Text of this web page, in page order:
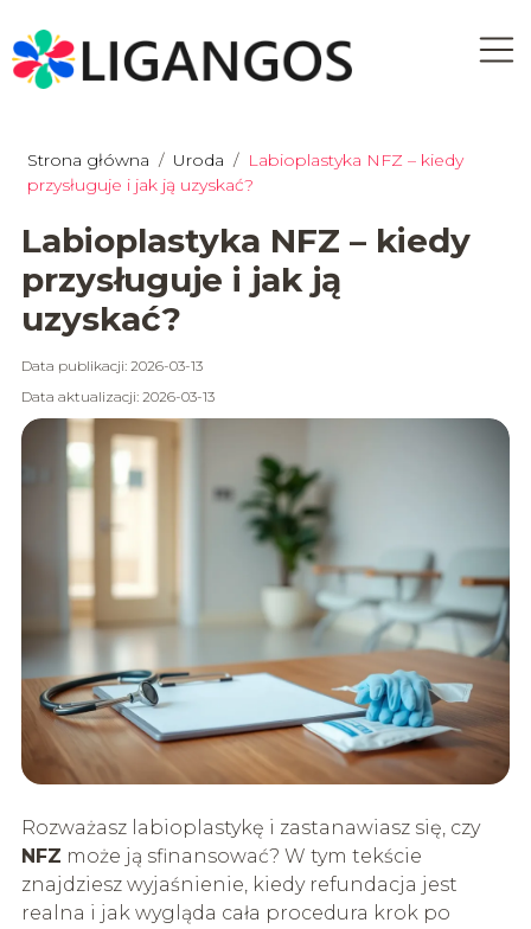
Strona główna / Uroda / Labioplastyka NFZ – kiedy
przysługuje i jak ją uzyskać?
Labioplastyka NFZ – kiedy
przysługuje i jak ją
uzyskać?
Data publikacji: 2026-03-13
Data aktualizacji: 2026-03-13
Rozważasz labioplastykę i zastanawiasz się, czy
NFZ może ją sfinansować? W tym tekście
znajdziesz wyjaśnienie, kiedy refundacja jest
realna i jak wygląda cała procedura krok po